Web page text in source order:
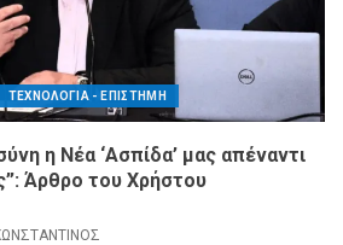
ΤΕΧΝΟΛΟΓΙΑ - ΕΠΙΣΤΗΜΗ
η Νέα ‘Ασπίδα’ μας απέναντι
Άρθρο του Χρήστου